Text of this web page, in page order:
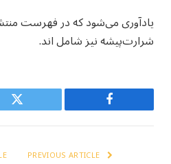
یادآوری می‌شود که در فهرست
شرارت‌پیشه نیز شامل اند.
Facebook